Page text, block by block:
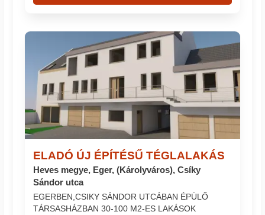
ELADÓ ÚJ ÉPÍTÉSŰ TÉGLALAKÁS
Heves megye, Eger, (Károlyváros), Csíky
Sándor utca
EGERBEN,CSIKY SÁNDOR UTCÁBAN ÉPÜLŐ
TÁRSASHÁZBAN 30-100 M2-ES LAKÁSOK